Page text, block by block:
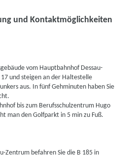
und Kontaktmöglichkeiten
vom Hauptbahnhof Dessau-
und steigen an der Haltestelle
aus. In fünf Gehminuten haben Sie
bis zum Berufsschulzentrum Hugo
man den Golfparkt in 5 min zu Fuß.
Zentrum befahren Sie die B 185 in